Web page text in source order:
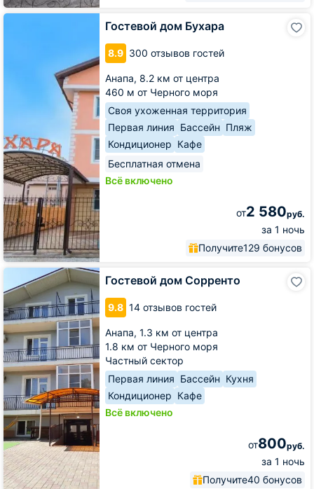
Гостевой дом Бухара
8.9 300 отзывов гостей
Анапа, 8.2 км от центра
460 м от Черного моря
Своя ухоженная территория
Первая линия Бассейн Пляж
Кондиционер Кафе
Бесплатная отмена
Всё включено
от2 580руб.
за 1 ночь
Получите129 бонусов
Гостевой
Гостевой дом Сорренто
9.8 14 отзывов гостей
Анапа, 1.3 км от центра
1.8 км от Черного моря
Частный сектор
Первая линия Бассейн Кухня
Кондиционер Кафе
Всё включено
от800руб.
за 1 ночь
Получите40 бонусов
Гостевой
дом
Сорренто